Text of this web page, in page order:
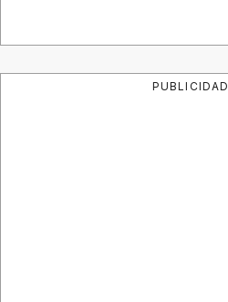
PUBLICIDAD